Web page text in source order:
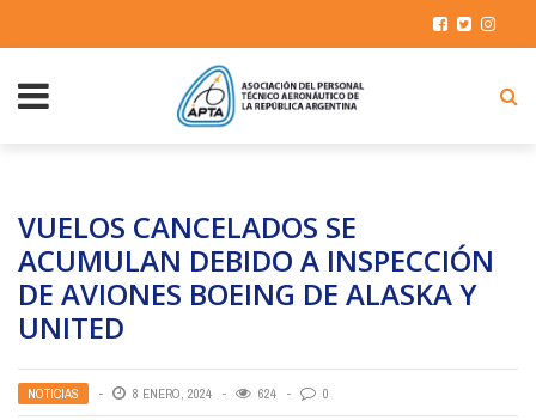
VUELOS CANCELADOS SE
ACUMULAN DEBIDO A INSPECCIÓN
DE AVIONES BOEING DE ALASKA Y
UNITED
NOTICIAS 8 ENERO, 2024 624 0